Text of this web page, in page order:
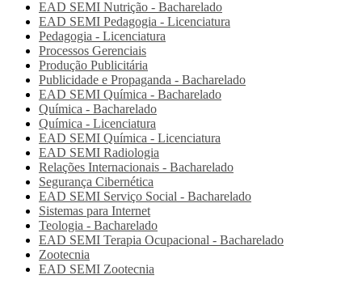
EAD SEMI Nutrição - Bacharelado
EAD SEMI Pedagogia - Licenciatura
Pedagogia - Licenciatura
Processos Gerenciais
Produção Publicitária
Publicidade e Propaganda - Bacharelado
EAD SEMI Química - Bacharelado
Química - Bacharelado
Química - Licenciatura
EAD SEMI Química - Licenciatura
EAD SEMI Radiologia
Relações Internacionais - Bacharelado
Segurança Cibernética
EAD SEMI Serviço Social - Bacharelado
Sistemas para Internet
Teologia - Bacharelado
EAD SEMI Terapia Ocupacional - Bacharelado
Zootecnia
EAD SEMI Zootecnia